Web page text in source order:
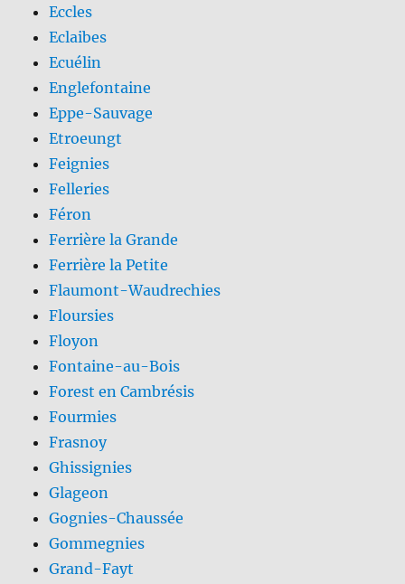
Eccles
Eclaibes
Ecuélin
Englefontaine
Eppe-Sauvage
Etroeungt
Feignies
Felleries
Féron
Ferrière la Grande
Ferrière la Petite
Flaumont-Waudrechies
Floursies
Floyon
Fontaine-au-Bois
Forest en Cambrésis
Fourmies
Frasnoy
Ghissignies
Glageon
Gognies-Chaussée
Gommegnies
Grand-Fayt